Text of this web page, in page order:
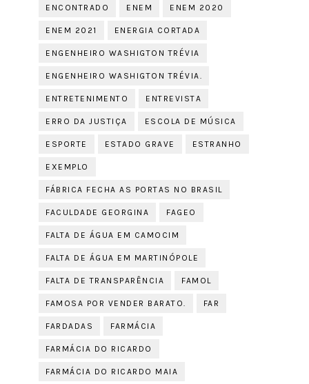
ENCONTRADO ENEM ENEM 2020
ENEM 2021 ENERGIA CORTADA
ENGENHEIRO WASHIGTON TRÉVIA
ENGENHEIRO WASHIGTON TRÉVIA.
ENTRETENIMENTO ENTREVISTA
ERRO DA JUSTIÇA ESCOLA DE MÚSICA
ESPORTE ESTADO GRAVE ESTRANHO
EXEMPLO
FÁBRICA FECHA AS PORTAS NO BRASIL
FACULDADE GEORGINA FAGEO
FALTA DE ÁGUA EM CAMOCIM
FALTA DE ÁGUA EM MARTINÓPOLE
FALTA DE TRANSPARÊNCIA FAMOL
FAMOSA POR VENDER BARATO. FAR
FARDADAS FARMÁCIA
FARMÁCIA DO RICARDO
FARMÁCIA DO RICARDO MAIA